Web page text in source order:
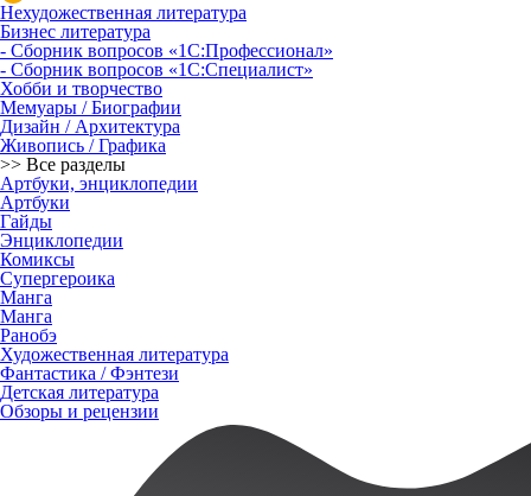
Нехудожественная литература
Бизнес литература
- Сборник вопросов «1С:Профессионал»
- Сборник вопросов «1С:Специалист»
Хобби и творчество
Мемуары / Биографии
Дизайн / Архитектура
Живопись / Графика
>> Все разделы
Артбуки, энциклопедии
Артбуки
Гайды
Энциклопедии
Комиксы
Супергероика
Манга
Манга
Ранобэ
Художественная литература
Фантастика / Фэнтези
Детская литература
Обзоры и рецензии